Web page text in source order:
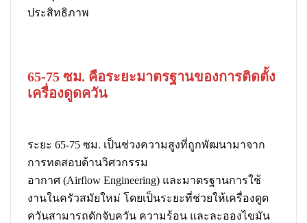
ประสิทธิภาพ
65-75 ซม. คือระยะมาตรฐานของการติดตั้ง
เครื่องดูดควัน
ระยะ 65-75 ซม. เป็นช่วงความสูงที่ถูกพัฒนามาจาก
การทดสอบด้านวิศวกรรม
อากาศ (Airflow Engineering) และมาตรฐานการใช้
งานในครัวสมัยใหม่ โดยเป็นระยะที่ช่วยให้เครื่องดูด
ควันสามารถดักจับควัน ความร้อน และละอองไขมัน